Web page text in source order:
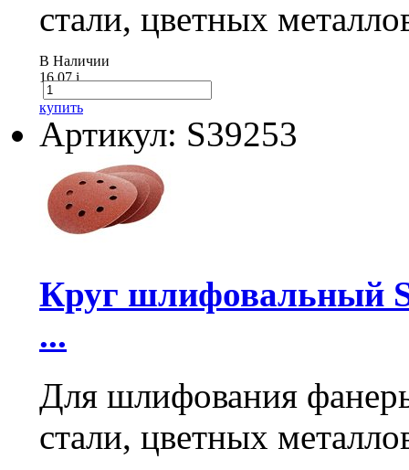
стали, цветных
В Наличии
16.07i
купить
Артикул: S39253
Круг шлифовальный
...
Для шлифования
стали, цветных